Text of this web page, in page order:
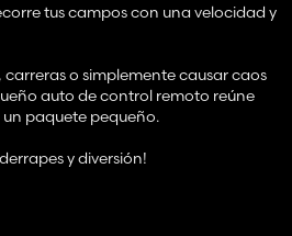
tus campos con una velocidad y
o simplemente causar caos
auto de control remoto reúne
paquete pequeño.
y diversión!